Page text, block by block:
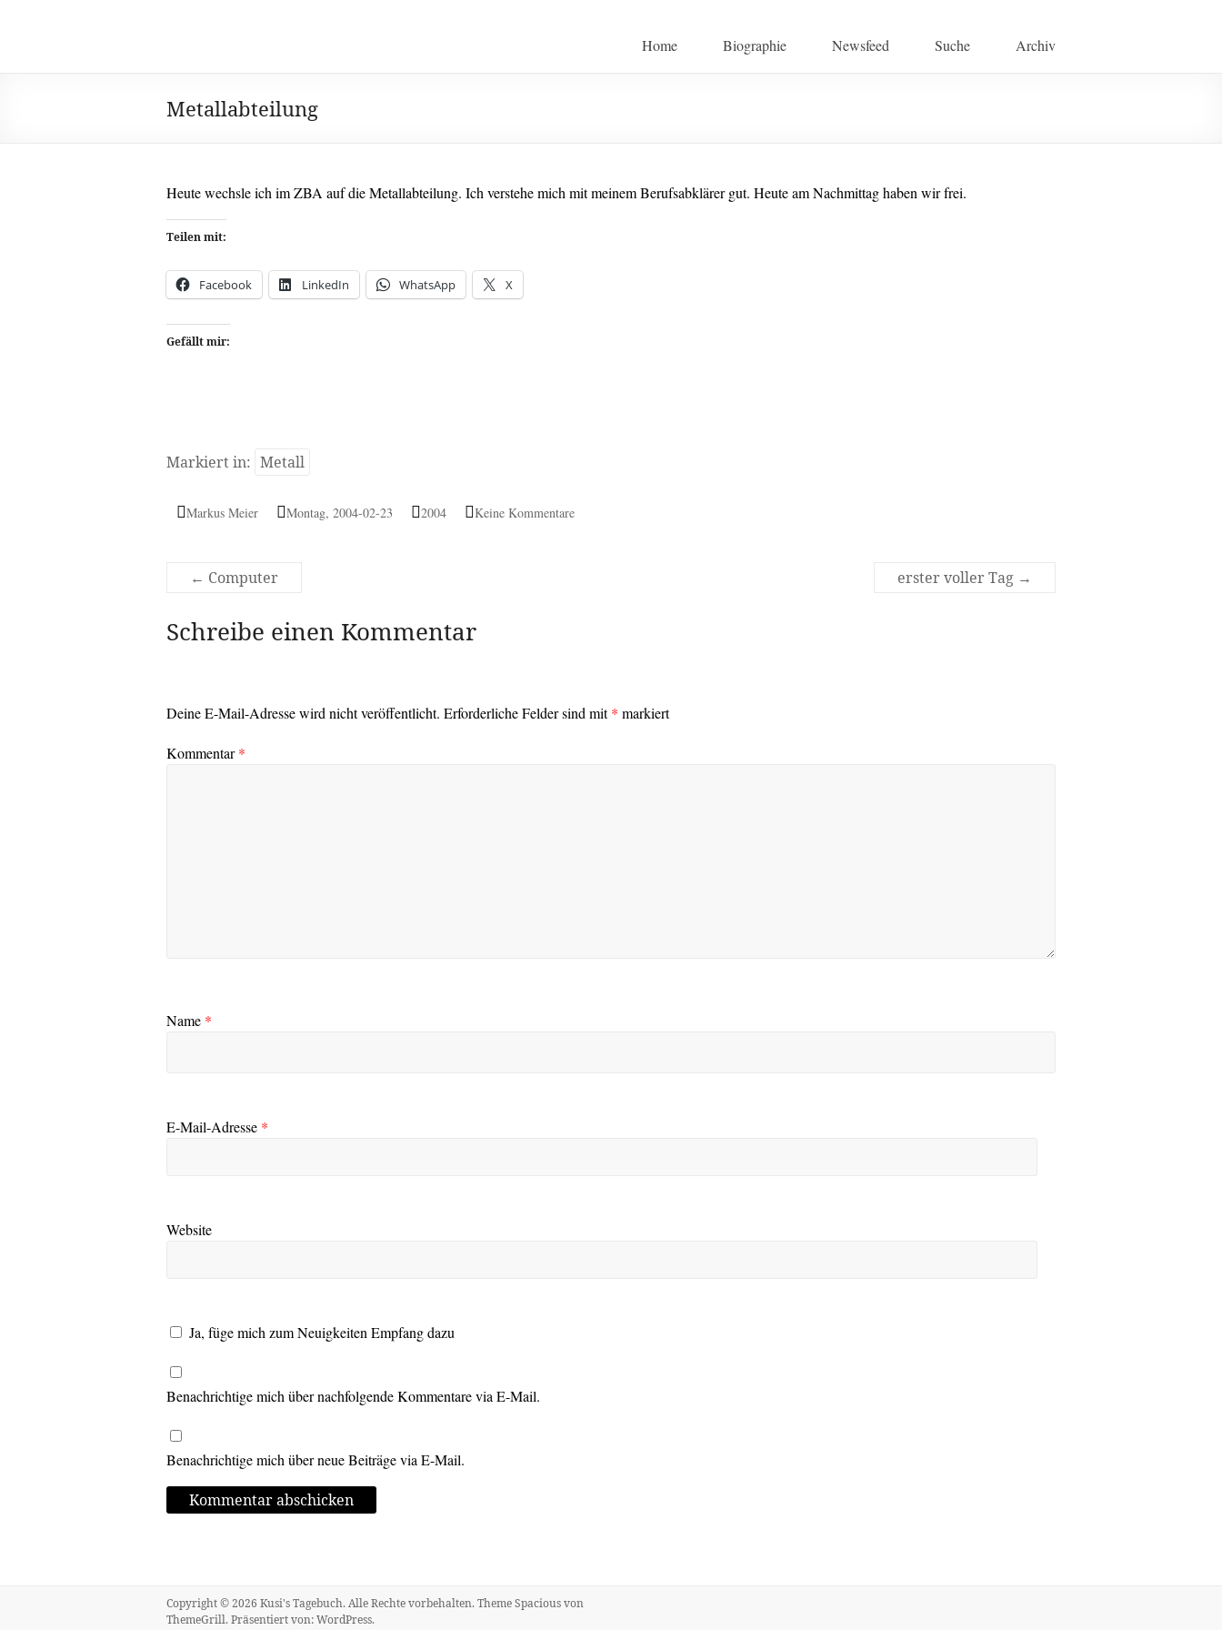
Home Biographie Newsfeed Suche Archiv
Metallabteilung
Heute wechsle ich im ZBA auf die Metallabteilung. Ich verstehe mich mit meinem Berufsabklärer gut. Heute am Nachmittag haben wir frei.
Teilen mit:
Facebook LinkedIn WhatsApp X
Gefällt mir:
Markiert in: Metall
Markus Meier Montag, 2004-02-23 2004 Keine Kommentare
← Computer erster voller Tag →
Schreibe einen Kommentar
Deine E-Mail-Adresse wird nicht veröffentlicht. Erforderliche Felder sind mit* markiert
Kommentar*
Name *
E-Mail-Adresse *
Website
Ja, füge mich zum Neuigkeiten Empfang dazu
Benachrichtige mich über nachfolgende Kommentare via E-Mail.
Benachrichtige mich über neue Beiträge via E-Mail.
Copyright © 2026 Kusi's Tagebuch. Alle Rechte vorbehalten. ThemeSpaciousvon
ThemeGrill. Präsentiert von:WordPress.